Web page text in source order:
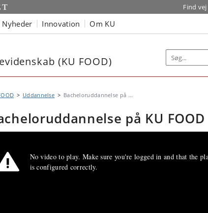
Find vej
Nyheder Innovation Om KU
(KU FOOD)
Uddannelse Bacheloruddannelse på ...
på KU FOOD